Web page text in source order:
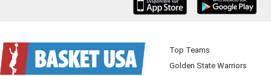
Top Teams
Golden State Warriors